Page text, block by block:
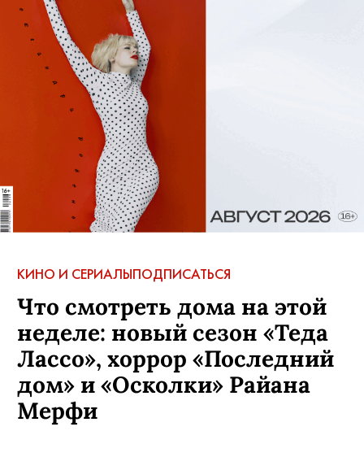
КИНО И СЕРИАЛЫПОДПИСАТЬСЯ
Что смотреть дома на этой
неделе: новый сезон «Теда
Лассо», хоррор «Последний
дом» и «Осколки» Райана
Мерфи